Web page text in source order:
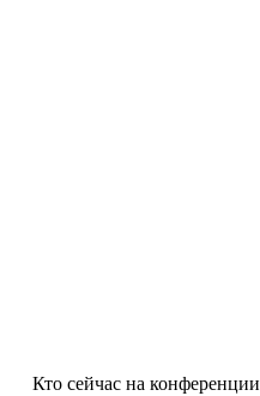
Кто сейчас на конференции